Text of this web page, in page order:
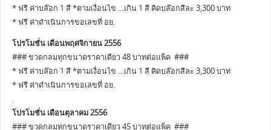
* ฟรี ค่าบล๊อก 1 สี *ตามเงื่อนไข …เกิน 1 สี คิดบล๊อกสีละ 3,300 บาท
* ฟรี ค่าดำเนินการขอเลขที่ อย.
โปรโมชั่น เดือนพฤศจิกายน 2556
### ขวดกลมทุกขนาดราคาเดียว 48 บาทต่อแพ็ค ###
* ฟรี ค่าบล๊อก 1 สี *ตามเงื่อนไข …เกิน 1 สี คิดบล๊อกสีละ 3,300 บาท
* ฟรี ค่าดำเนินการขอเลขที่ อย.
.
โปรโมชั่น เดือนตุลาคม 2556
### ขวดกลมทุกขนาดราคาเดียว 45 บาทต่อแพ็ค ###